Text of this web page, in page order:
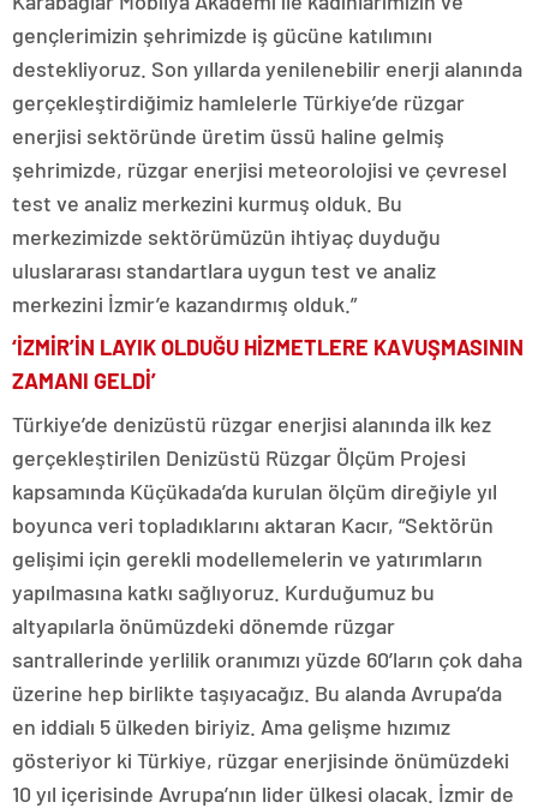
gençlerimizin şehrimizde iş gücüne katılımını
destekliyoruz. Son yıllarda yenilenebilir enerji alanında
gerçekleştirdiğimiz hamlelerle Türkiye’de rüzgar
enerjisi sektöründe üretim üssü haline gelmiş
şehrimizde, rüzgar enerjisi meteorolojisi ve çevresel
test ve analiz merkezini kurmuş olduk. Bu
merkezimizde sektörümüzün ihtiyaç duyduğu
uluslararası standartlara uygun test ve analiz
merkezini İzmir’e kazandırmış olduk.”
‘İZMİR’İN LAYIK OLDUĞU HİZMETLERE KAVUŞMASININ
ZAMANI GELDİ’
Türkiye’de denizüstü rüzgar enerjisi alanında ilk kez
gerçekleştirilen Denizüstü Rüzgar Ölçüm Projesi
kapsamında Küçükada’da kurulan ölçüm direğiyle yıl
boyunca veri topladıklarını aktaran Kacır, “Sektörün
gelişimi için gerekli modellemelerin ve yatırımların
yapılmasına katkı sağlıyoruz. Kurduğumuz bu
altyapılarla önümüzdeki dönemde rüzgar
santrallerinde yerlilik oranımızı yüzde 60’ların çok daha
üzerine hep birlikte taşıyacağız. Bu alanda Avrupa’da
en iddialı 5 ülkeden biriyiz. Ama gelişme hızımız
gösteriyor ki Türkiye, rüzgar enerjisinde önümüzdeki
10 yıl içerisinde Avrupa’nın lider ülkesi olacak. İzmir de